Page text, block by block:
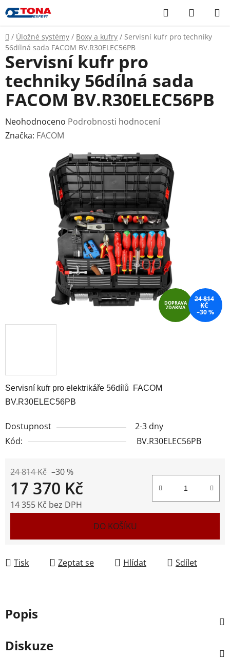
Přejít
na
obsah
Hledat
KOŠÍK
Domů
/ Úložné systémy / Boxy a kufry / Servisní kufr pro techniky
56dílná sada FACOM BV.R30ELEC56PB
Servisní kufr pro elektrikáře 56dílů FACOM
BV.R30ELEC56PB
Dostupnost
2-3 dny
Kód:
BV.R30ELEC56PB
24 814 Kč –30 %
17 370 Kč
14 355 Kč bez DPH
DO KOŠÍKU
Tisk Zeptat se Hlídat Sdílet
Servisní kufr pro
techniky 56dílná sada
FACOM BV.R30ELEC56PB
Průměrné
hodnocení
Neohodnoceno Podrobnosti hodnocení
Značka: FACOM
DOPRAVA
ZDARMA
24 814
KČ
–30 %
Popis
Diskuze